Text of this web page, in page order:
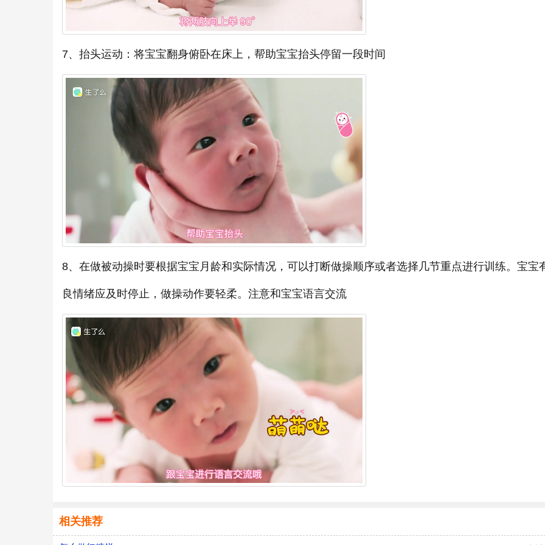
7、抬头运动：将宝宝翻身俯卧在床上，帮助宝宝抬头停留一段时间
8、在做被动操时要根据宝宝月龄和实际情况，可以打断做操顺序或者选择几节重点进行训练。宝宝
良情绪应及时停止，做操动作要轻柔。注意和宝宝语言交流
相关推荐